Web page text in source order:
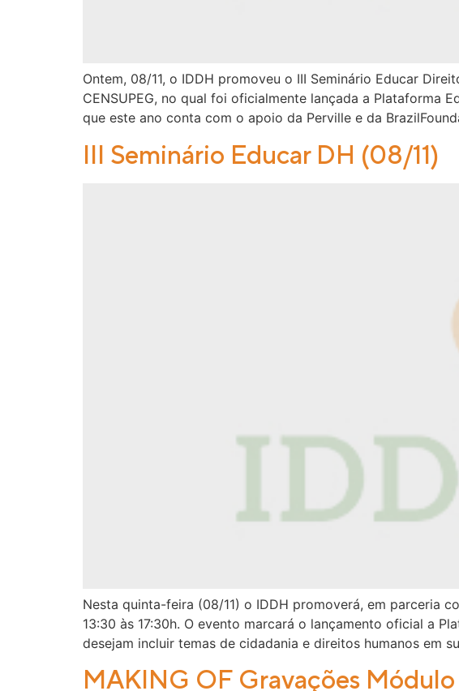
Ontem, 08/11, o IDDH promoveu o III Seminário Educar
CENSUPEG, no qual foi oficialmente lançada a Plataforma
que este ano conta com o apoio da Perville e da
III Seminário Educar DH (08/11)
Nesta quinta-feira (08/11) o IDDH promoverá, em parceria
13:30 às 17:30h. O evento marcará o lançamento oficial a
desejam incluir temas de cidadania e direitos humanos em
MAKING OF Gravações